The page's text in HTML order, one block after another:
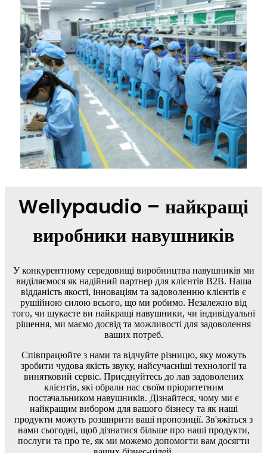
Wellypaudio – найкращі
виробники навушників
У конкурентному середовищі виробництва навушників ми
виділяємося як надійний партнер для клієнтів B2B. Наша
відданість якості, інноваціям та задоволенню клієнтів є
рушійною силою всього, що ми робимо. Незалежно від
того, чи шукаєте ви найкращі навушники, чи індивідуальні
рішення, ми маємо досвід та можливості для задоволення
ваших потреб.
Співпрацюйте з нами та відчуйте різницю, яку можуть
зробити чудова якість звуку, найсучасніші технології та
винятковий сервіс. Приєднуйтесь до лав задоволених
клієнтів, які обрали нас своїм пріоритетним
постачальником навушників. Дізнайтеся, чому ми є
найкращим вибором для вашого бізнесу та як наші
продукти можуть розширити ваші пропозиції. Зв'яжіться з
нами сьогодні, щоб дізнатися більше про наші продукти,
послуги та про те, як ми можемо допомогти вам досягти